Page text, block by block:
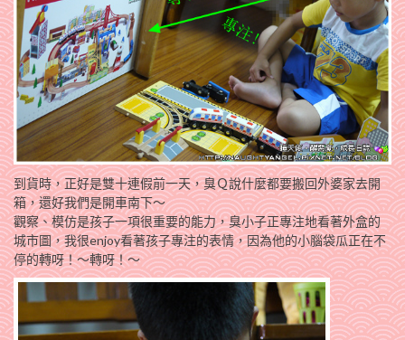
到貨時，正好是雙十連假前一天，臭Ｑ說什麼都要搬回外婆家去開
箱，還好我們是開車南下～
觀察、模仿是孩子一項很重要的能力，臭小子正專注地看著外盒的
城市圖，我很enjoy看著孩子專注的表情，因為他的小腦袋瓜正在不
停的轉呀！～轉呀！～